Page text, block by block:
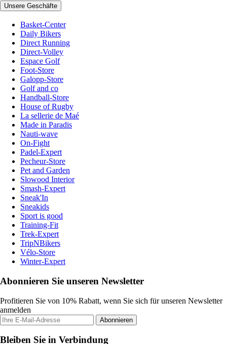
Unsere Geschäfte
Basket-Center
Daily Bikers
Direct Running
Direct-Volley
Espace Golf
Foot-Store
Galopp-Store
Golf and co
Handball-Store
House of Rugby
La sellerie de Maé
Made in Paradis
Nauti-wave
On-Fight
Padel-Expert
Pecheur-Store
Pet and Garden
Slowood Interior
Smash-Expert
Sneak'In
Sneakids
Sport is good
Training-Fit
Trek-Expert
TripNBikers
Vélo-Store
Winter-Expert
Abonnieren Sie unseren Newsletter
Profitieren Sie von 10% Rabatt, wenn Sie sich für unseren Newsletter
anmelden
Abonnieren
Bleiben Sie in Verbindung